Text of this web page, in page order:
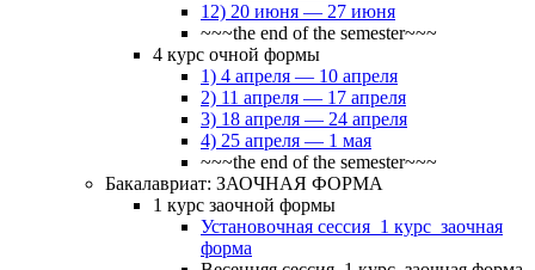
12) 20 июня — 27 июня
~~~the end of the semester~~~
4 курс очной формы
1) 4 апреля — 10 апреля
2) 11 апреля — 17 апреля
3) 18 апреля — 24 апреля
4) 25 апреля — 1 мая
~~~the end of the semester~~~
Бакалавриат: ЗАОЧНАЯ ФОРМА
1 курс заочной формы
Установочная сессия_1 курс_заочная
форма